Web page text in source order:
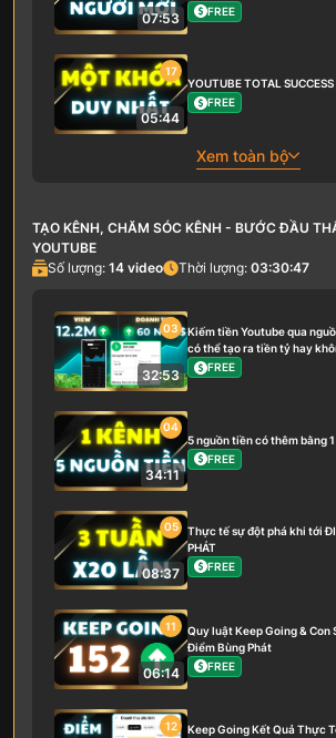
07:53
FREE
17
05:44
YOUTUBE TOTAL SUCCESS
FREE
Xem toàn bộ
TẠO KÊNH, CHĂM SÓC KÊNH - BƯỚC ĐẦU
YOUTUBE
Số lượng: 14 video Thời lượng: 03:30:47
03
32:53
Kiếm tiền Youtube qua
có thể tạo ra tiền tỷ hay
FREE
04
34:11
5 nguồn tiền có thêm bằng
FREE
05
08:37
Thực tế sự đột phá khi tới
PHÁT
FREE
11
06:14
Quy luật Keep Going & Con
Điểm Bùng Phát
FREE
12
Keep Going Kết Quả Thực